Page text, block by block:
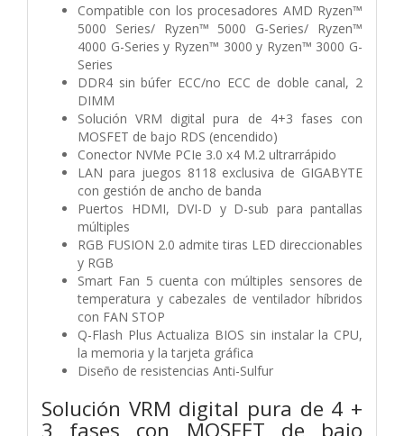
Compatible con los procesadores AMD Ryzen™
5000 Series/ Ryzen™ 5000 G-Series/ Ryzen™
4000 G-Series y Ryzen™ 3000 y Ryzen™ 3000 G-
Series
DDR4 sin búfer ECC/no ECC de doble canal, 2
DIMM
Solución VRM digital pura de 4+3 fases con
MOSFET de bajo RDS (encendido)
Conector NVMe PCIe 3.0 x4 M.2 ultrarrápido
LAN para juegos 8118 exclusiva de GIGABYTE
con gestión de ancho de banda
Puertos HDMI, DVI-D y D-sub para pantallas
múltiples
RGB FUSION 2.0 admite tiras LED direccionables
y RGB
Smart Fan 5 cuenta con múltiples sensores de
temperatura y cabezales de ventilador híbridos
con FAN STOP
Q-Flash Plus Actualiza BIOS sin instalar la CPU,
la memoria y la tarjeta gráfica
Diseño de resistencias Anti-Sulfur
Solución VRM digital pura de 4 +
3 fases con MOSFET de bajo